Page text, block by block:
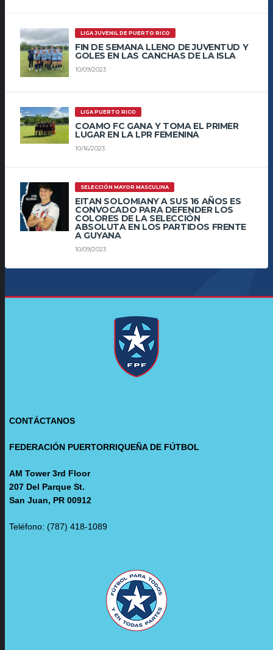
LIGA JUVENIL DE PUERTO RICO
FIN DE SEMANA LLENO DE JUVENTUD Y
GOLES EN LAS CANCHAS DE LA ISLA
10/09/2023
LIGA PUERTO RICO
COAMO FC GANA Y TOMA EL PRIMER
LUGAR EN LA LPR FEMENINA
10/16/2023
SELECCIÓN MAYOR MASCULINA
EITAN SOLOMIANY A SUS 16 AÑOS ES
CONVOCADO PARA DEFENDER LOS
COLORES DE LA SELECCIÓN
ABSOLUTA EN LOS PARTIDOS FRENTE
A GUYANA
10/09/2023
CONTÁCTANOS
FEDERACIÓN PUERTORRIQUEÑA DE FÚTBOL
AM Tower 3rd Floor
207 Del Parque St.
San Juan, PR 00912
Teléfono: (787) 418-1089